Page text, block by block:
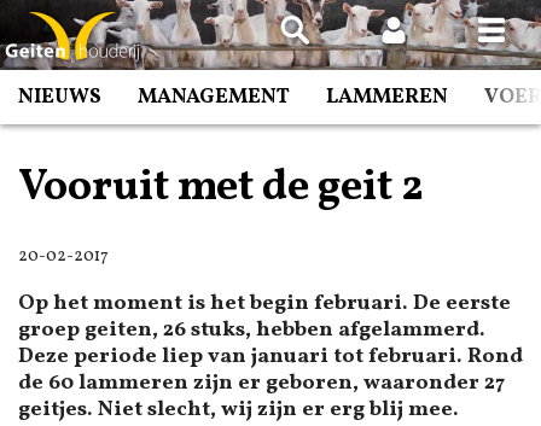
Spring
naar
inhoud
NIEUWS MANAGEMENT LAMMEREN
Vooruit met de geit 2
20-02-2017
Op het moment is het begin februari. De eerste
groep geiten, 26 stuks, hebben afgelammerd.
Deze periode liep van januari tot februari. Rond
de 60 lammeren zijn er geboren, waaronder 27
geitjes. Niet slecht, wij zijn er erg blij mee.